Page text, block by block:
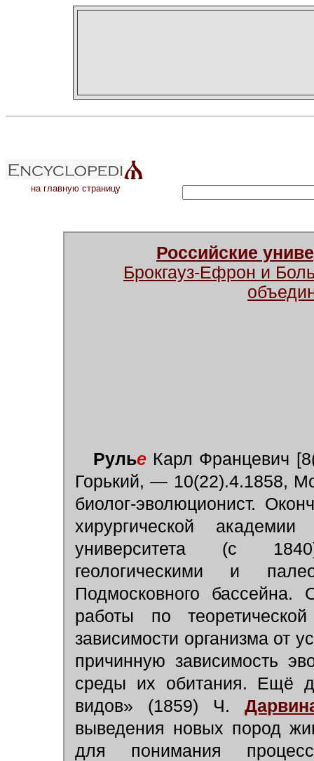
на главную страницу
Российские
Брокгауз-Ефрон и
Рулье Карл Францевич
Горький, — 10(22).4.1858,
биолог-эволюционист.
хирургической
университета (с
геологическими и
Подмосковного бассейна.
работы по
зависимости организма от
причинную зависимость
среды их обитания. Ещё
видов» (1859) Ч.
выведения новых пород
для понимания